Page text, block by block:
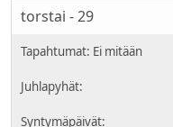
torstai - 29